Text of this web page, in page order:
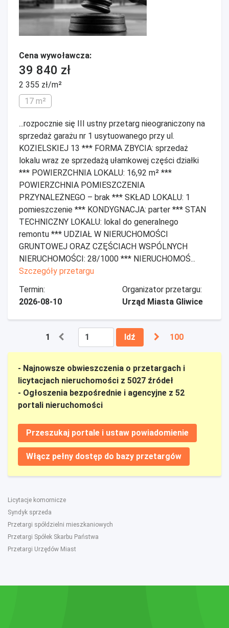
Cena wywoławcza:
39 840 zł
2 355 zł/m²
17 m²
...rozpocznie się III ustny przetarg nieograniczony na
sprzedaż garażu nr 1 usytuowanego przy ul.
KOZIELSKIEJ 13 *** FORMA ZBYCIA: sprzedaż
lokalu wraz ze sprzedażą ułamkowej części działki
*** POWIERZCHNIA LOKALU: 16,92 m² ***
POWIERZCHNIA POMIESZCZENIA
PRZYNALEŻNEGO – brak *** SKŁAD LOKALU: 1
pomieszczenie *** KONDYGNACJA: parter *** STAN
TECHNICZNY LOKALU: lokal do generalnego
remontu *** UDZIAŁ W NIERUCHOMOŚCI
GRUNTOWEJ ORAZ CZĘŚCIACH WSPÓLNYCH
NIERUCHOMOŚCI: 28/1000 *** NIERUCHOMOŚ...
Szczegóły przetargu
Termin:
2026-08-10
Organizator przetargu:
Urząd Miasta Gliwice
1 Idź 100
- Najnowsze obwieszczenia o przetargach i
licytacjach nieruchomości z 5027 źródeł
- Ogłoszenia bezpośrednie i agencyjne z 52
portali nieruchomości
Przeszukaj portale i ustaw powiadomienie
Włącz pełny dostęp do bazy przetargów
Licytacje komornicze
Syndyk sprzeda
Przetargi spółdzielni mieszkaniowych
Przetargi Spółek Skarbu Państwa
Przetargi Urzędów Miast